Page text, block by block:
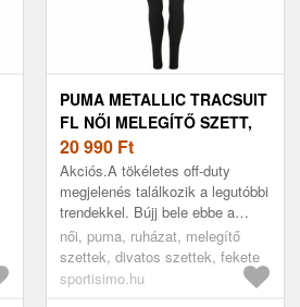
PUMA METALLIC TRACSUIT
FL NŐI MELEGÍTŐ SZETT,
FEKETE, MÉRET
20 990 Ft
Akciós.A tökéletes off-duty
megjelenés találkozik a legutóbbi
trendekkel. Bújj bele ebbe a
Puma METALLIC TRACSUIT FL
női tréning szettbe és máris
indulhat...
női, puma, ruházat, melegítő
szettek, divatos szettek, fekete
sportisimo.hu